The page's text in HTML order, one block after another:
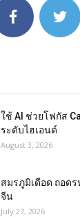
ใช้ AI ช่วยโฟกัส
ระดับไฮเอนด์
August 3, 2026
สมรภูมิเดือด ถอด
จีน
July 27, 2026